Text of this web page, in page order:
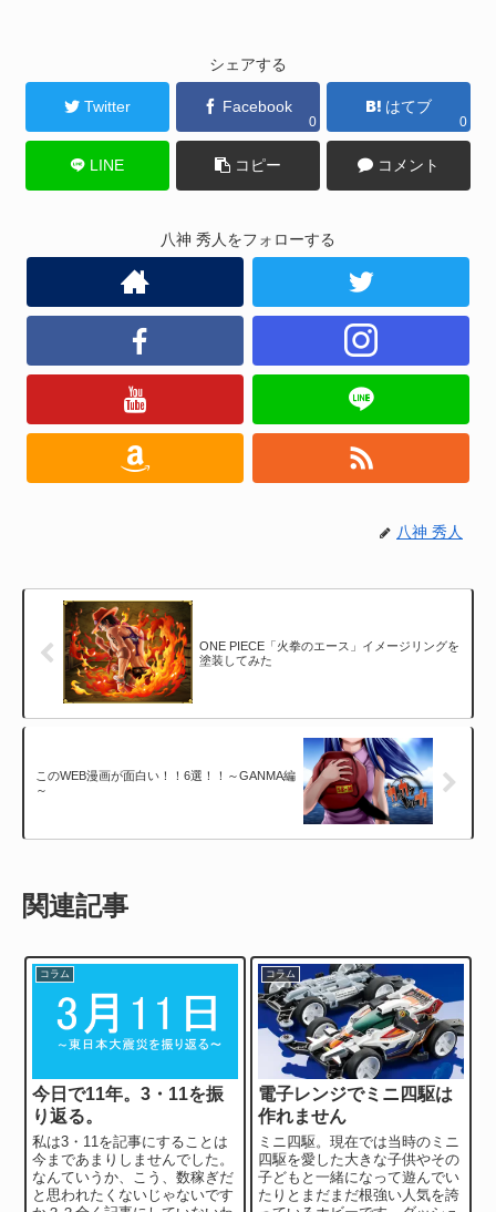
シェアする
Twitter Facebook
0
はてブ
0
LINE コピー コメント
八神 秀人をフォローする
八神 秀人
ONE PIECE「火拳のエース」イメージリングを
塗装してみた
このWEB漫画が面白い！！6選！！～GANMA編
～
関連記事
コラム
今日で11年。3・11を振
り返る。
私は3・11を記事にすることは
今まであまりしませんでした。
なんていうか、こう、数稼ぎだ
と思われたくないじゃないです
コラム
電子レンジでミニ四駆は
作れません
ミニ四駆。現在では当時のミニ
四駆を愛した大きな子供やその
子どもと一緒になって遊んでい
たりとまだまだ根強い人気を誇